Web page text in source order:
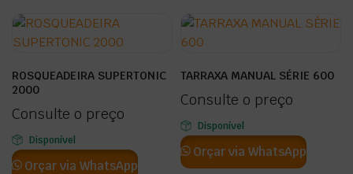
ROSQUEADEIRA SUPERTONIC
2000
Consulte o preço
Disponível
Orçar via WhatsApp
TARRAXA MANUAL SÉRIE 600
Consulte o preço
Disponível
Orçar via WhatsApp